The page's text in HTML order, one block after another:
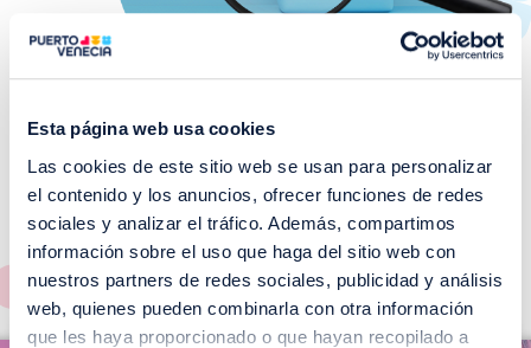
Esta página web usa cookies
Las cookies de este sitio web se usan para personalizar
el contenido y los anuncios, ofrecer funciones de redes
sociales y analizar el tráfico. Además, compartimos
información sobre el uso que haga del sitio web con
nuestros partners de redes sociales, publicidad y análisis
web, quienes pueden combinarla con otra información
que les haya proporcionado o que hayan recopilado a
¡No te pierdas nuestros
EVENTOS!
Ver todos >